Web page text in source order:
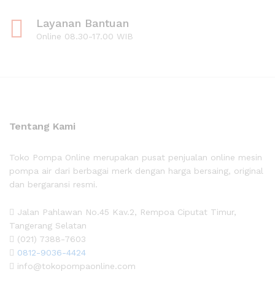
Layanan Bantuan
Online 08.30-17.00 WIB
Tentang Kami
Toko Pompa Online merupakan pusat penjualan online mesin
pompa air dari berbagai merk dengan harga bersaing, original
dan bergaransi resmi.
Jalan Pahlawan No.45 Kav.2, Rempoa Ciputat Timur,
Tangerang Selatan
(021) 7388-7603
0812-9036-4424
info@tokopompaonline.com